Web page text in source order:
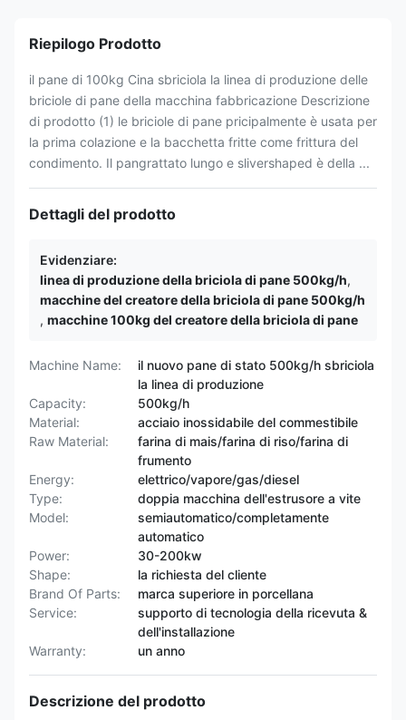
Riepilogo Prodotto
il pane di 100kg Cina sbriciola la linea di produzione delle
briciole di pane della macchina fabbricazione Descrizione
di prodotto (1) le briciole di pane pricipalmente è usata per
la prima colazione e la bacchetta fritte come frittura del
condimento. Il pangrattato lungo e slivershaped è della ...
Dettagli del prodotto
Evidenziare:
linea di produzione della briciola di pane 500kg/h,
macchine del creatore della briciola di pane 500kg/h
, macchine 100kg del creatore della briciola di pane
Machine Name:
il nuovo pane di stato 500kg/h sbriciola
la linea di produzione
Capacity:
500kg/h
Material:
acciaio inossidabile del commestibile
Raw Material:
farina di mais/farina di riso/farina di
frumento
Energy:
elettrico/vapore/gas/diesel
Type:
doppia macchina dell'estrusore a vite
Model:
semiautomatico/completamente
automatico
Power:
30-200kw
Shape:
la richiesta del cliente
Brand Of Parts:
marca superiore in porcellana
Service:
supporto di tecnologia della ricevuta &
dell'installazione
Warranty:
un anno
Descrizione del prodotto